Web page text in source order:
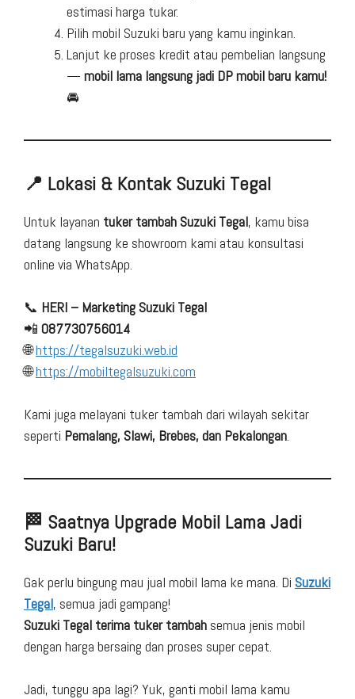
estimasi harga tukar.
Pilih mobil Suzuki baru yang kamu inginkan.
Lanjut ke proses kredit atau pembelian langsung
— mobil lama langsung jadi DP mobil baru kamu!
🚘
📍 Lokasi & Kontak Suzuki Tegal
Untuk layanan tuker tambah Suzuki Tegal, kamu bisa
datang langsung ke showroom kami atau konsultasi
online via WhatsApp.
📞 HERI – Marketing Suzuki Tegal
📲 087730756014
🌐https://tegalsuzuki.web.id
🌐https://mobiltegalsuzuki.com
Kami juga melayani tuker tambah dari wilayah sekitar
seperti Pemalang, Slawi, Brebes, dan Pekalongan.
🏁 Saatnya Upgrade Mobil Lama Jadi
Suzuki Baru!
Gak perlu bingung mau jual mobil lama ke mana. Di Suzuki
Tegal, semua jadi gampang!
Suzuki Tegal terima tuker tambah semua jenis mobil
dengan harga bersaing dan proses super cepat.
Jadi, tunggu apa lagi? Yuk, ganti mobil lama kamu